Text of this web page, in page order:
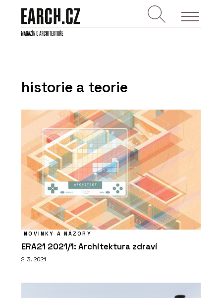
historie a teorie
NOVINKY A NÁZORY
ERA21 2021/1: Architektura zdraví
2. 3. 2021